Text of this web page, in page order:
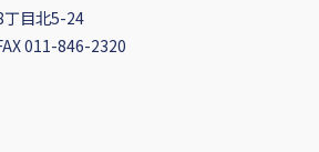
丁目北5-24
011-846-2320